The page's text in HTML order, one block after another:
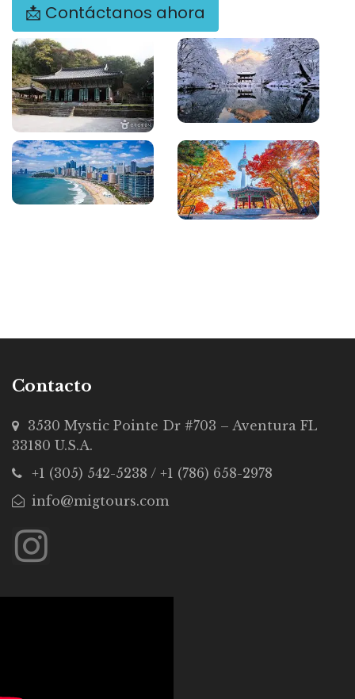
📩 Contáctanos ahora
Contacto
3530 Mystic Pointe Dr #703 – Aventura FL
33180 U.S.A.
+1 (305) 542-5238 / +1 (786) 658-2978
info@migtours.com